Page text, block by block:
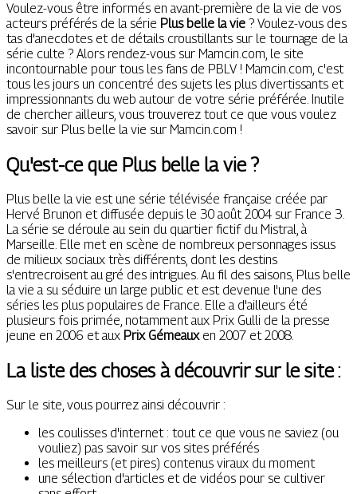
Voulez-vous être informés en avant-première de la vie de vos
acteurs préférés de la série Plus belle la vie ? Voulez-vous des
tas d'anecdotes et de détails croustillants sur le tournage de la
série culte ? Alors rendez-vous sur Mamcin.com, le site
incontournable pour tous les fans de PBLV ! Mamcin.com, c'est
tous les jours un concentré des sujets les plus divertissants et
impressionnants du web autour de votre série préférée. Inutile
de chercher ailleurs, vous trouverez tout ce que vous voulez
savoir sur Plus belle la vie sur Mamcin.com !
Qu'est-ce que Plus belle la vie ?
Plus belle la vie est une série télévisée française créée par
Hervé Brunon et diffusée depuis le 30 août 2004 sur France 3.
La série se déroule au sein du quartier fictif du Mistral, à
Marseille. Elle met en scène de nombreux personnages issus
de milieux sociaux très différents, dont les destins
s'entrecroisent au gré des intrigues. Au fil des saisons, Plus belle
la vie a su séduire un large public et est devenue l'une des
séries les plus populaires de France. Elle a d'ailleurs été
plusieurs fois primée, notamment aux Prix Gulli de la presse
jeune en 2006 et aux Prix Gémeauxen 2007 et 2008.
La liste des choses à découvrir sur le site :
Sur le site, vous pourrez ainsi découvrir :
les coulisses d'internet : tout ce que vous ne saviez (ou
vouliez) pas savoir sur vos sites préférés
les meilleurs (et pires) contenus viraux du moment
une sélection d'articles et de vidéos pour se cultiver